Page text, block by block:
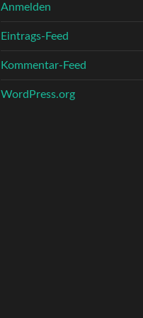
Anmelden
Eintrags-Feed
Kommentar-Feed
WordPress.org